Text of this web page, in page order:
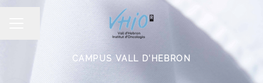
CAMPUS VALL D'HEBRON